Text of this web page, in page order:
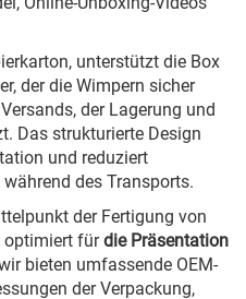
unterstützt die Box
der die Wimpern sicher
der Lagerung und
Das strukturierte Design
und reduziert
des Transports.
der Fertigung von
optimiert fürdie Präsentation
bieten umfassende OEM-
der Verpackung,